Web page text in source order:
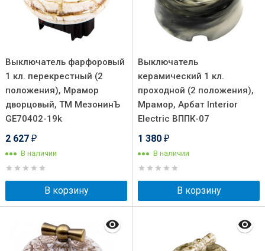
Выключатель фарфоровый
1 кл. перекрестный (2
положения), Мрамор
дворцовый, ТМ МезонинЪ
GE70402-19k
2 627 ₽
В наличии
В корзину
Выключатель
керамический 1 кл.
проходной (2 положения),
Мрамор, Арбат Interior
Electric ВППК-07
1 380 ₽
В наличии
В корзину